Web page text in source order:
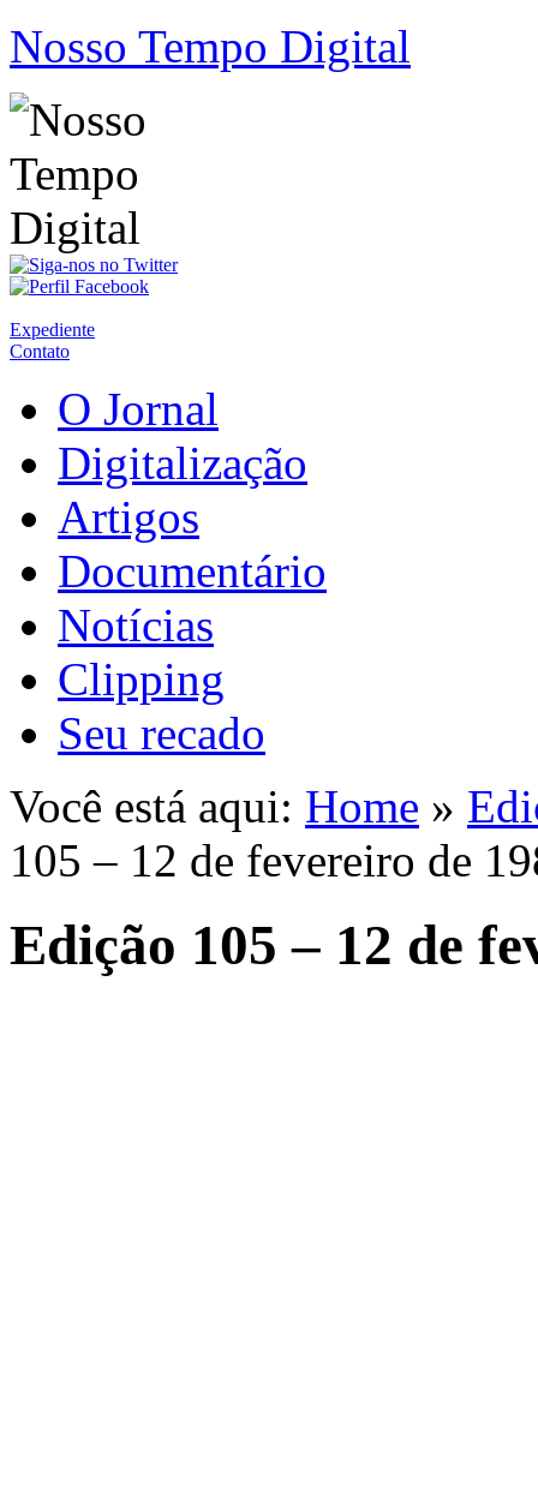
Nosso Tempo Digital
Expediente
Contato
O Jornal
Digitalização
Artigos
Documentário
Notícias
Clipping
Seu recado
Você está aqui: Home »
105 – 12 de fevereiro de
Edição 105 – 12 de